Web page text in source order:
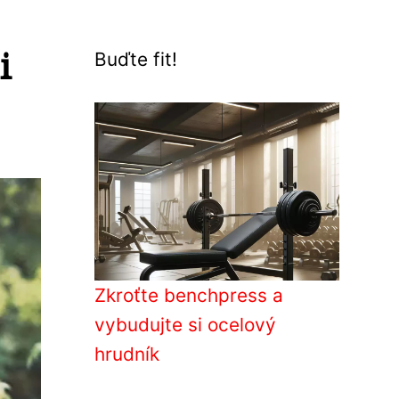
Buďte fit!
Zkroťte benchpress a
vybudujte si ocelový
hrudník